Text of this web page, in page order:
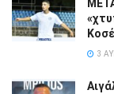
3